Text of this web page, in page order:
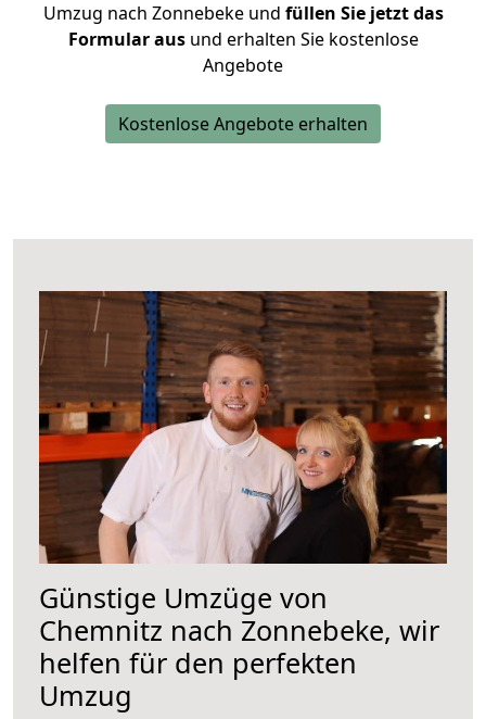
Umzug nach Zonnebeke und füllen Sie jetzt das
Formular ausund erhalten Sie kostenlose
Angebote
Kostenlose Angebote erhalten
Günstige Umzüge von
Chemnitz nach Zonnebeke, wir
helfen für den perfekten
Umzug